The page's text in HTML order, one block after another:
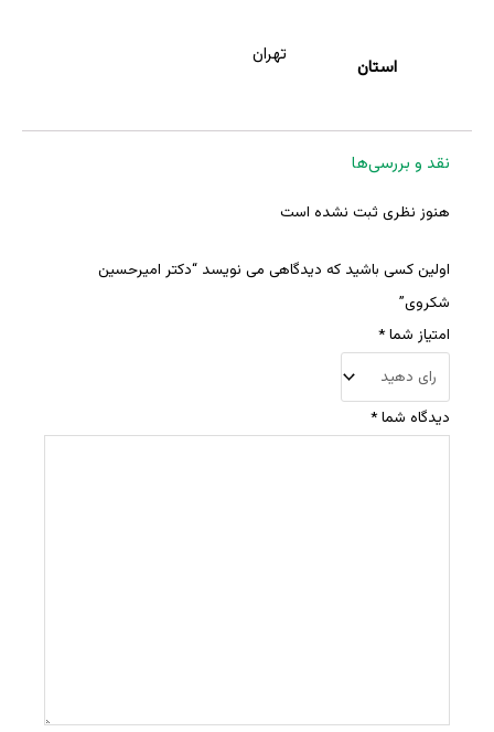
استان
تهران
نقد و بررسی‌ها
هنوز نظری ثبت نشده است
اولین کسی باشید که دیدگاهی می نویسد “دکتر امیرحسین
شکروی”
امتیاز شما*
دیدگاه شما*